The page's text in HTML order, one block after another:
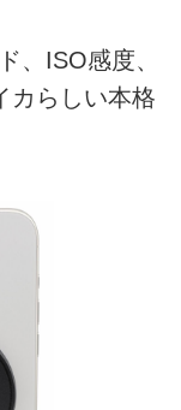
、ISO感度、
カらしい本格